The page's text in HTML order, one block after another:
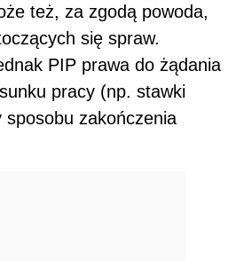
też, za zgodą powoda,
się spraw.
PIP prawa do żądania
pracy (np. stawki
sposobu zakończenia